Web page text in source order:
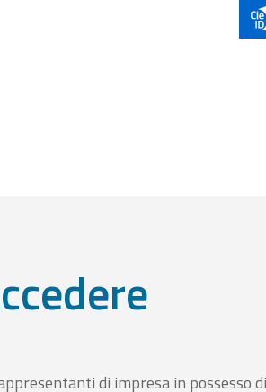
di impresa in possesso di